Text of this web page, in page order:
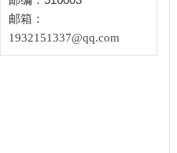
邮箱：
1932151337@qq.com